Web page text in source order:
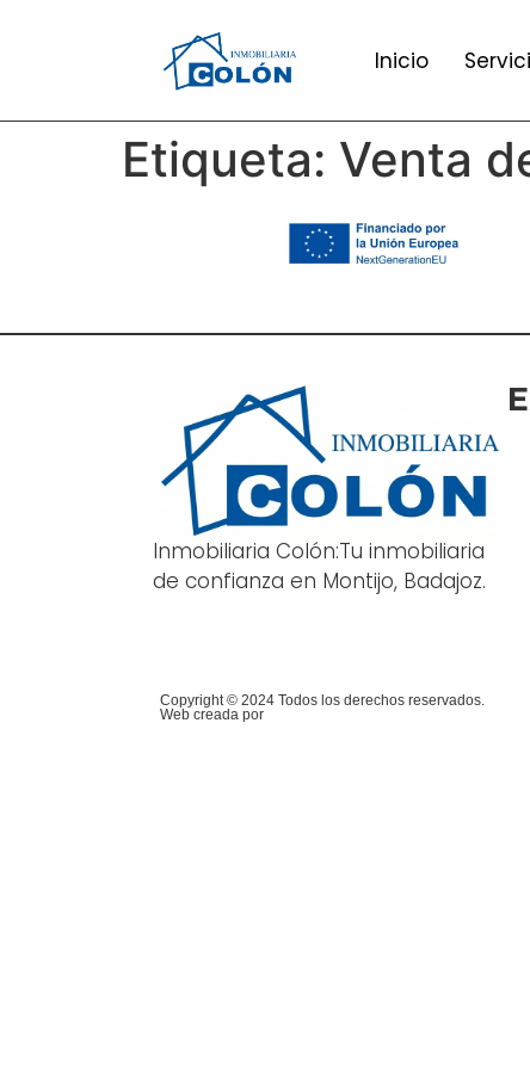
Inicio
Etiqueta: Venta
Inmobiliaria Colón:Tu inmobiliaria
de confianza en Montijo, Badajoz.
Copyright © 2024 Todos los derechos reservados.
Web creada por